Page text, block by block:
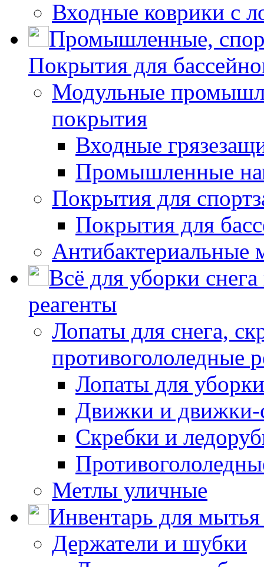
Входные коврики с
Промышленные,
Покрытия для
Модульные
покрытия
Входные
Промышленные
Покрытия для
Покрытия для
Антибактериальные
Всё для уборки
реагенты
Лопаты для снега,
противогололедные
Лопаты для
Движки и движки-
Скребки и
Метлы уличные
Инвентарь для мытья
Держатели и шубки